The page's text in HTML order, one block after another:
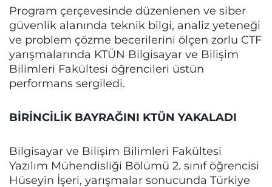
Program çerçevesinde düzenlenen ve siber
güvenlik alanında teknik bilgi, analiz yeteneği
ve problem çözme becerilerini ölçen zorlu CTF
yarışmalarında KTÜN Bilgisayar ve Bilişim
Bilimleri Fakültesi öğrencileri üstün
performans sergiledi.
BİRİNCİLİK BAYRAĞINI KTÜN YAKALADI
Bilgisayar ve Bilişim Bilimleri Fakültesi
Yazılım Mühendisliği Bölümü 2. sınıf öğrencisi
Hüseyin İşeri, yarışmalar sonucunda Türkiye